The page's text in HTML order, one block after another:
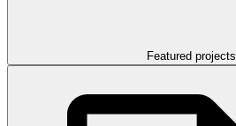
Featured projects